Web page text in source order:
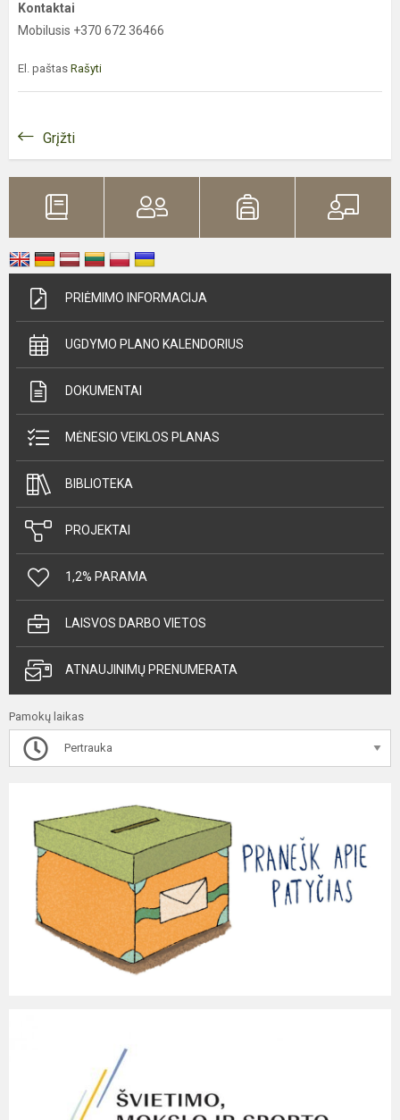
Kontaktai
Mobilusis +370 672 36466
El. paštas Rašyti
Grįžti
PRIĖMIMO INFORMACIJA
UGDYMO PLANO KALENDORIUS
DOKUMENTAI
MĖNESIO VEIKLOS PLANAS
BIBLIOTEKA
PROJEKTAI
1,2% PARAMA
LAISVOS DARBO VIETOS
ATNAUJINIMŲ PRENUMERATA
Pamokų laikas
Pertrauka